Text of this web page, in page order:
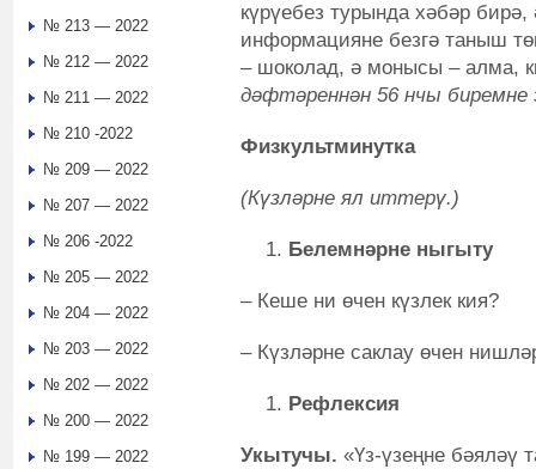
күрүебез турында хәбәр
информацияне безгә таныш
– шоколад, ә монысы – алма,
дәфтәреннән 56 нчы биремне
Физкультминутка
(Күзләрне ял иттерү.)
Белемнәрне ныгыту
– Кеше ни өчен күзлек кия?
– Күзләрне саклау өчен
Рефлексия
Укытучы. «Үз-үзеңне бәяләү
№ 213 — 2022
№ 212 — 2022
№ 211 — 2022
№ 210 -2022
№ 209 — 2022
№ 207 — 2022
№ 206 -2022
№ 205 — 2022
№ 204 — 2022
№ 203 — 2022
№ 202 — 2022
№ 200 — 2022
№ 199 — 2022